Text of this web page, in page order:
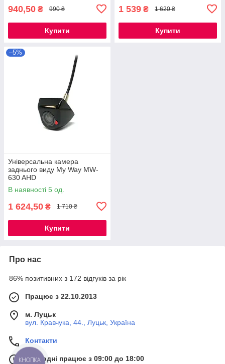
940,50 ₴ 990 ₴
Купити
1 539 ₴ 1 620 ₴
Купити
–5%
Універсальна камера
заднього виду My Way MW-
630 AHD
В наявності 5 од.
1 624,50 ₴ 1 710 ₴
Купити
Про нас
86% позитивних з 172 відгуків за рік
Працює з 22.10.2013
м. Луцьк
вул. Кравчука, 44., Луцьк, Україна
Контакти
Сьогодні працює з 09:00 до 18:00
КНОПКА